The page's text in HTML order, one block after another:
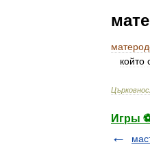
който
Игры